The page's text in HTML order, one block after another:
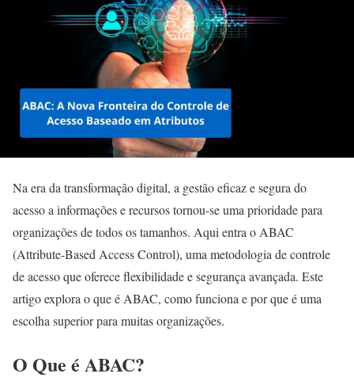
Na era da transformação digital, a gestão eficaz e segura do
acesso a informações e recursos tornou-se uma prioridade para
organizações de todos os tamanhos. Aqui entra o ABAC
(Attribute-Based Access Control), uma metodologia de controle
de acesso que oferece flexibilidade e segurança avançada. Este
artigo explora o que é ABAC, como funciona e por que é uma
escolha superior para muitas organizações.
O Que é ABAC?